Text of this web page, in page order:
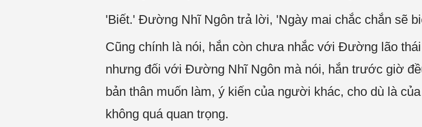
'Biết.' Đường Nhĩ Ngôn trả lời, 'Ngày mai chắc chắn sẽ
Cũng chính là nói, hắn còn chưa nhắc với Đường lão
nhưng đối với Đường Nhĩ Ngôn mà nói, hắn trước giờ
bản thân muốn làm, ý kiến của người khác, cho dù là
không quá quan trọng.